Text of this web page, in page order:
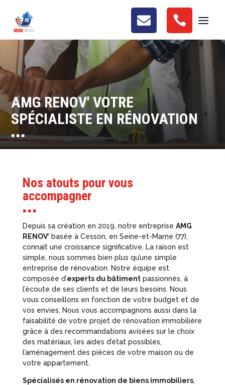
 
AMG RENOV' VOTRE
SPÉCIALISTE EN RÉNOVATION
■ ■ ■
Nos atouts pour vous
accompagner
■ ■ ■
Depuis sa création en 2019, notre entreprise AMG
RENOV’ basée à Cesson, en Seine-et-Marne (77),
connait une croissance significative. La raison est
simple, nous sommes bien plus qu’une simple
entreprise de rénovation. Notre équipe est
composée d’experts du bâtimentpassionnés, à
l’écoute de ses clients et de leurs besoins. Nous
vous conseillons en fonction de votre budget et de
vos envies. Nous vous accompagnons aussi dans la
faisabilité de votre projet de rénovation immobilière
grâce à des recommandations avisées sur le choix
des matériaux, les aides d’état possibles,
l’aménagement des pièces de votre maison ou de
votre appartement.
Spécialisés en rénovation de biens immobiliers,